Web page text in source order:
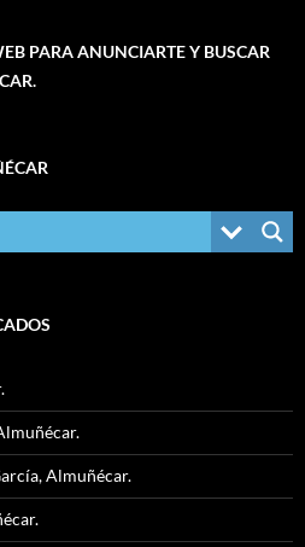
PARA ANUNCIARTE Y BUSCAR
Almuñécar.